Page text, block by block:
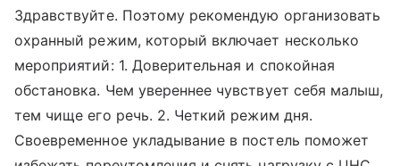
Здравствуйте. Поэтому рекомендую организовать
охранный режим, который включает несколько
мероприятий: 1. Доверительная и спокойная
обстановка. Чем увереннее чувствует себя малыш,
тем чище его речь. 2. Четкий режим дня.
Своевременное укладывание в постель поможет